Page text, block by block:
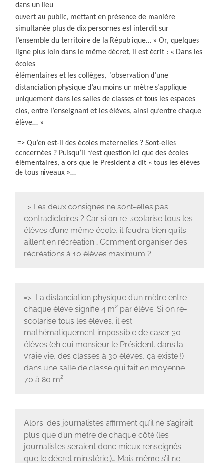
dans un lieu
ouvert au public, mettant en présence de manière
simultanée plus de dix personnes est interdit sur
l’ensemble du territoire de la République… » Or, quelques
ligne plus loin dans le même décret, il est écrit : « Dans les
écoles
élémentaires et les collèges, l’observation d’une
distanciation physique d’au moins un mètre s’applique
uniquement dans les salles de classes et tous les espaces
clos, entre l’enseignant et les élèves, ainsi qu’entre chaque
élève… »
=> Qu’en est-il des écoles maternelles ? Sont-elles
concernées ? Puisqu’il n’est question ici que des écoles
élémentaires, alors que le Président a dit « tous les élèves
de tous niveaux »…
=> Les deux consignes ne sont-elles pas
contradictoires ? Car si on re-scolarise tous les
élèves d’une même école, il faudra bien qu’ils
aillent en récréation… Comment organiser des
récréations à 10 élèves maximum ?
=> La distanciation physique d’un mètre entre
chaque élève signifie 4 m² par élève. Si on re-
scolarise tous les élèves, il est
mathématiquement impossible de caser 30
élèves (eh oui monsieur le Président, dans la
vraie vie, des classes à 30 élèves, ça existe !)
dans une salle de classe qui fait en moyenne
70 à 80 m².
Alors, des journalistes affirment qu’il ne s’agirait
plus que d’un mètre de chaque côté (les
journalistes seraient donc mieux renseignés
que le décret ministériel)… Mais même s’il ne